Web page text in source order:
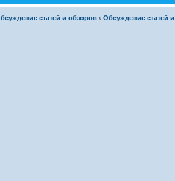
статей и обзоров ‹ Обсуждение статей